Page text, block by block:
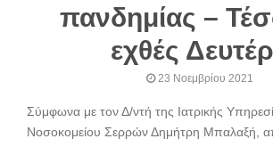
πανδημίας –
εχθές
23 Νοεμβρίου 2021
Σύμφωνα με τον Δ/ντή της Ιατρικής
Νοσοκομείου Σερρών Δημήτρη Μπαλαξή,